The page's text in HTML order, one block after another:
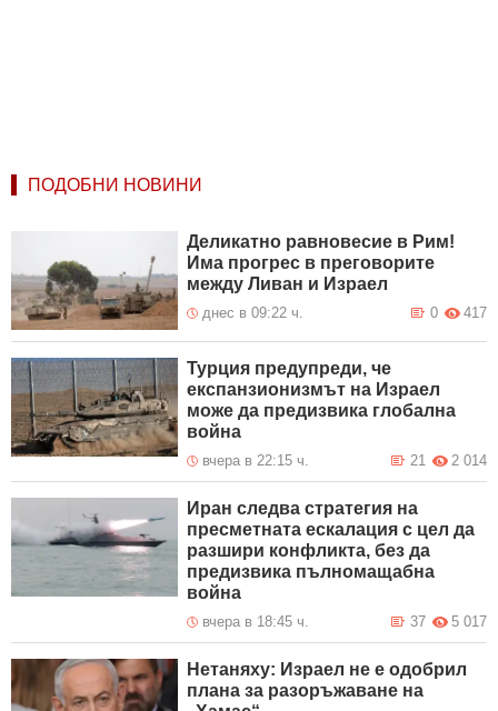
ПОДОБНИ НОВИНИ
Деликатно равновесие в Рим!
Има прогрес в преговорите
между Ливан и Израел
днес в 09:22 ч. 417
0
Турция предупреди, че
експанзионизмът на Израел
може да предизвика глобална
война
вчера в 22:15 ч. 2 014
21
Иран следва стратегия на
пресметната ескалация с цел да
разшири конфликта, без да
предизвика пълномащабна
война
вчера в 18:45 ч. 5 017
37
Нетаняху: Израел не е одобрил
плана за разоръжаване на